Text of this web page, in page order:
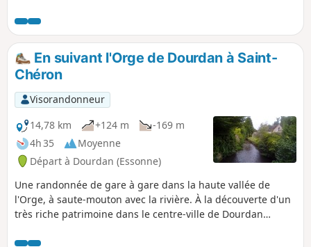
En suivant l'Orge de Dourdan à Saint-
Chéron
Visorandonneur
14,78 km
+124 m
-169 m
4h 35
Moyenne
Départ à Dourdan (Essonne)
Une randonnée de gare à gare dans la haute vallée de
l'Orge, à saute-mouton avec la rivière. À la découverte d'un
très riche patrimoine dans le centre-ville de Dourdan
que de belles églises en cours de route.